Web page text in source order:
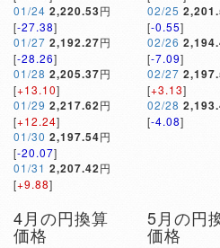
01/24 2,220.53円
[-27.38]
01/27 2,192.27円
[-28.26]
01/28 2,205.37円
[+13.10]
01/29 2,217.62円
[+12.24]
01/30 2,197.54円
[-20.07]
01/31 2,207.42円
[+9.88]
02/25
[-0.55]
02/26
[-7.09]
02/27
[+3.13]
02/28
[-4.08]
4月の円換算
価格
5月の円
価格